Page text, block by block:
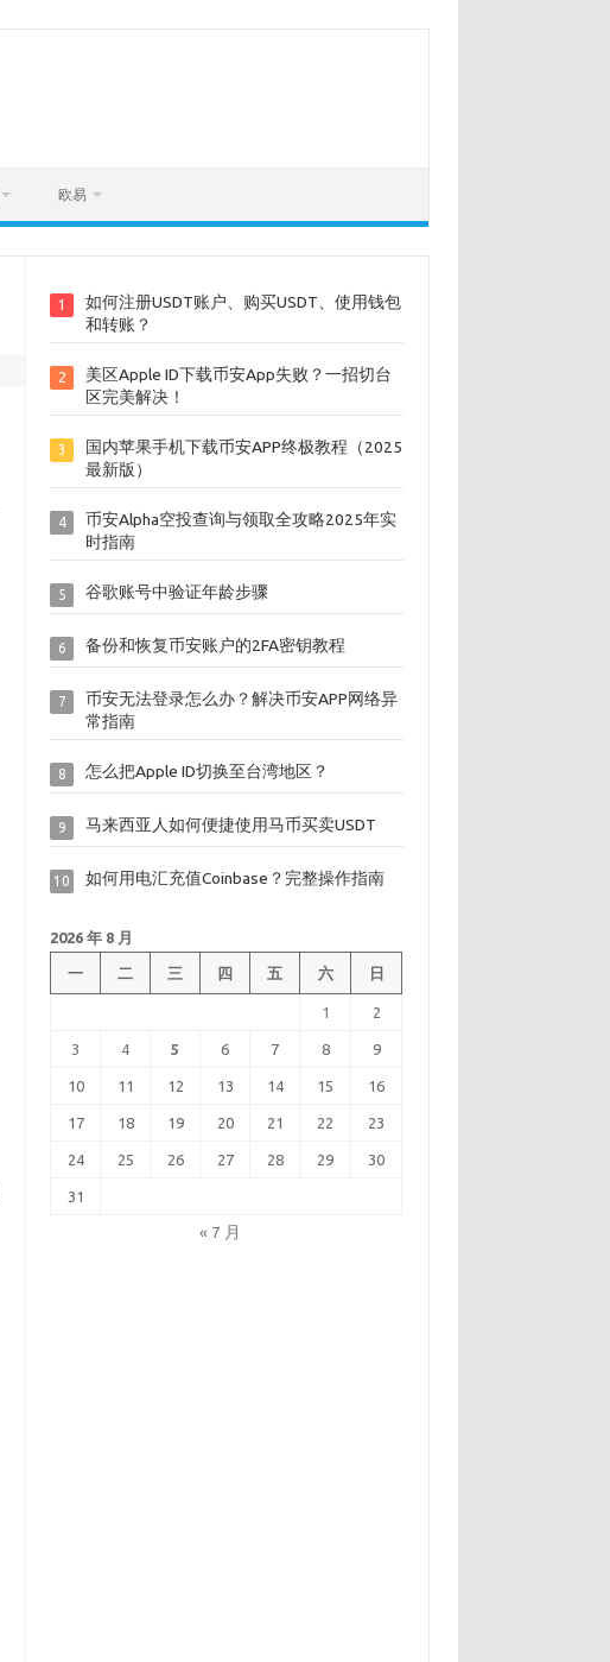
欧易
1
如何注册USDT账户、购买USDT、使用钱包
和转账？
2
美区Apple ID下载币安App失败？一招切台
区完美解决！
3
国内苹果手机下载币安APP终极教程（2025
最新版）
4
币安Alpha空投查询与领取全攻略2025年实
时指南
5 谷歌账号中验证年龄步骤
6 备份和恢复币安账户的2FA密钥教程
7
币安无法登录怎么办？解决币安APP网络异
常指南
8 怎么把Apple ID切换至台湾地区？
9 马来西亚人如何便捷使用马币买卖USDT
10 如何用电汇充值Coinbase？完整操作指南
2026 年 8 月
一 二 三 四 五 六 日
1 2
3 4 5 6 7 8 9
10 11 12 13 14 15 16
17 18 19 20 21 22 23
24 25 26 27 28 29 30
31
« 7 月